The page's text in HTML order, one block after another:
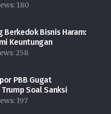
180
Berkedok Bisnis Haram:
Keuntungan
258
PBB Gugat
Soal Sanksi
197